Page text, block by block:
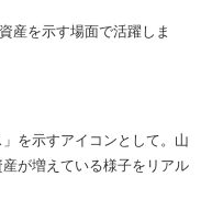
産を示す場面で活躍しま
を示すアイコンとして。山
が増えている様子をリアル